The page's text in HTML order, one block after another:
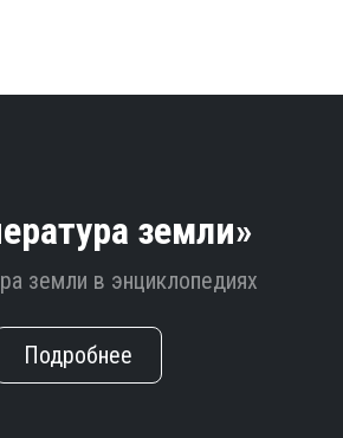
земли»
земли в энциклопедиях
Подробнее